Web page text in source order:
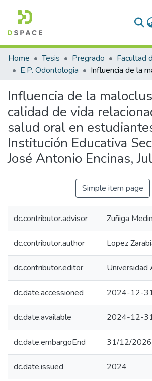
Communities & Collections
All of DSpace
Home Tesis Pregrado
Facultad
E.P. Odontologia
Influencia de la
calidad de vida
salud oral en
Institución Educativa
José Antonio Encinas,
Simple item page
dc.contributor.advisor Zuñiga
dc.contributor.author Lopez
dc.contributor.editor Universidad
dc.date.accessioned 2024-12-
dc.date.available 2024-12-
dc.date.embargoEnd 31/12/2026
dc.date.issued 2024